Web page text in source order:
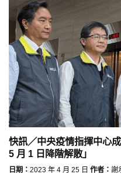
快訊／中央疫情指揮中心
5 月 1 日降階解散」
日期： 2023 年 4 月 25 日 作者： 謝